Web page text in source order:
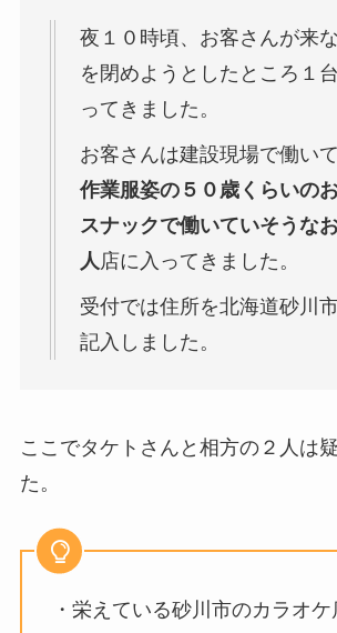
夜１０時頃、お客さんが来
を閉めようとしたところ１
ってきました。
お客さんは建設現場で働い
作業服姿の５０歳くらいの
スナックで働いていそうな
人店に入ってきました。
受付では住所を北海道砂川
記入しました。
ここでタケトさんと相方の２人は
た。
・栄えている砂川市のカラオ